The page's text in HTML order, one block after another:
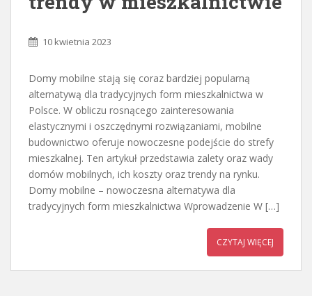
10 kwietnia 2023
Domy mobilne stają się coraz bardziej popularną
alternatywą dla tradycyjnych form mieszkalnictwa w
Polsce. W obliczu rosnącego zainteresowania
elastycznymi i oszczędnymi rozwiązaniami, mobilne
budownictwo oferuje nowoczesne podejście do strefy
mieszkalnej. Ten artykuł przedstawia zalety oraz wady
domów mobilnych, ich koszty oraz trendy na rynku.
Domy mobilne – nowoczesna alternatywa dla
tradycyjnych form mieszkalnictwa Wprowadzenie W […]
CZYTAJ WIĘCEJ